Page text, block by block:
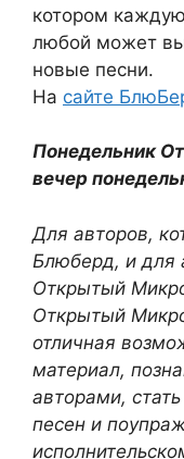
котором
любой может
новые песни.
На сайте
Понедельник
вечер
Для авторов,
Блюберд, и для
Открытый
Открытый
отличная
материал,
авторами,
песен и